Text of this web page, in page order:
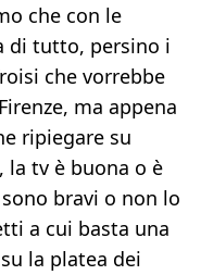
che con le
di tutto, persino i
che vorrebbe
ma appena
ripiegare su
la tv è buona o è
bravi o non lo
a cui basta una
la platea dei